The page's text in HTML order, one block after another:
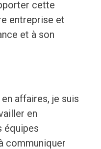
cette
entreprise et
et à son
affaires, je suis
en
équipes
communiquer